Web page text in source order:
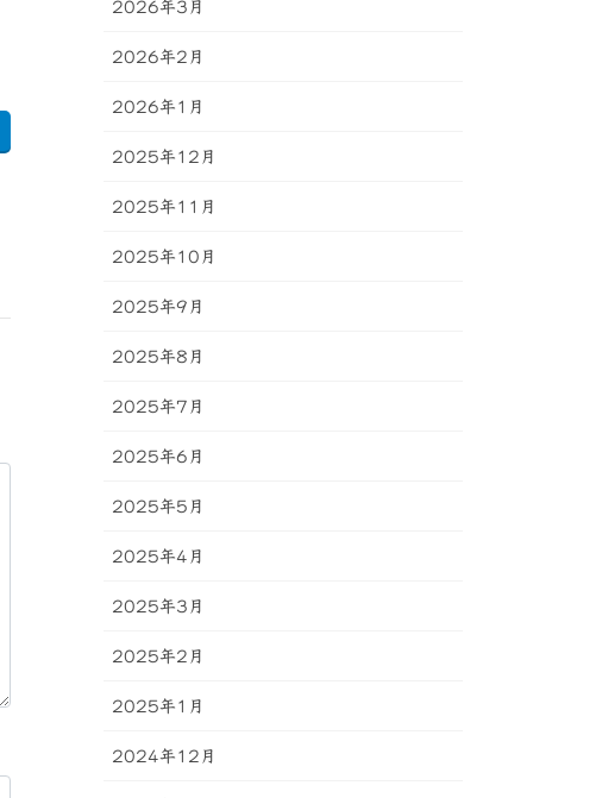
2026年3月
2026年2月
2026年1月
2025年12月
2025年11月
2025年10月
2025年9月
2025年8月
2025年7月
2025年6月
2025年5月
2025年4月
2025年3月
2025年2月
2025年1月
2024年12月